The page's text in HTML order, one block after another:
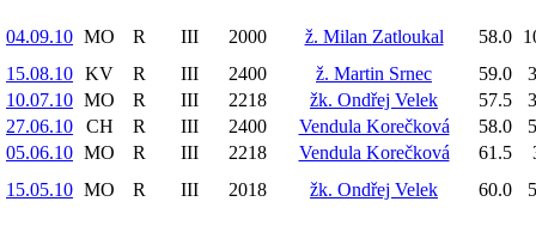
04.09.10 MO R III 2000 ž. Milan Zatloukal 58.0
15.08.10 KV R III 2400 ž. Martin Srnec 59.0
10.07.10 MO R III 2218 žk. Ondřej Velek 57.5
27.06.10
CH R III 2400 Vendula Korečková 58.0
05.06.10 MO R III 2218 Vendula Korečková 61.5
15.05.10 MO R III 2018 žk. Ondřej Velek 60.0